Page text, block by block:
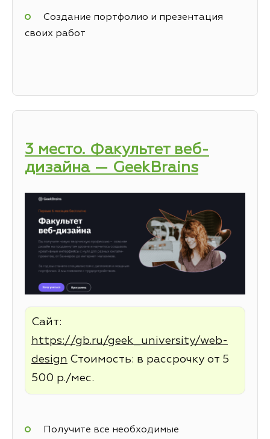
Создание портфолио и презентация
своих работ
3 место. Факультет веб-
дизайна — GeekBrains
Сайт:
https://gb.ru/geek_university/web-
design Стоимость: в рассрочку от 5
500 р./мес.
Получите все необходимые